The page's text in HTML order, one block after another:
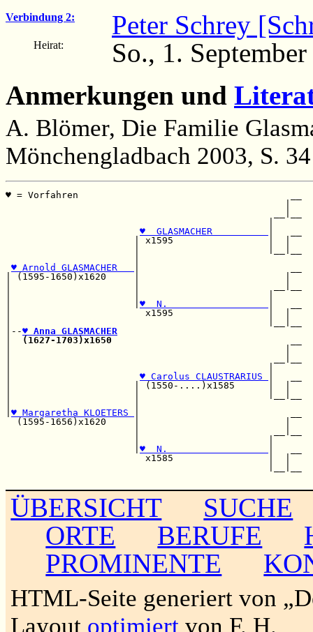
Verbindung 2: Peter Schrey
Heirat:
So., 1.
Anmerkungen und
A. Blömer, Die Familie
Mönchengladbach 2003, S. 34
♥ = Vorfahren                                      __
♥  GLASMACHER
                       | x1595                 |  |
♥ Arnold GLASMACHER
| (1595-1650)x1620     |                          |
♥  N.
|                        x1595                 |  |
|--♥ Anna GLASMACHER
(1627-1703)x1650
♥ Carolus CLAUSTRARIUS
|                      | (1550-....)x1585      |  |
♥ Margaretha KLOETERS
  (1595-1656)x1620     |                          |
♥  N.
                         x1585                 |  |
ÜBERSICHT
SUCHE
ORTE
BERUFE
PROMINENTE
HTML-Seite generiert von
Layout optimiert von F. H.